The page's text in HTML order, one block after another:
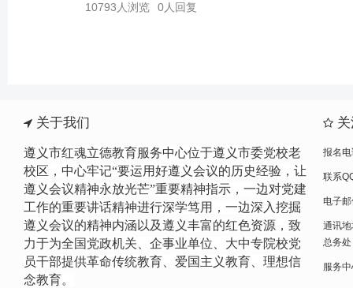
10793人浏览
0人回复
关于我们
遵义市红魂立德教育服务中心位于遵义市委党校老
校区，中心牢记“要运用好遵义会议的历史经验，让
遵义会议精神永放光芒”重要精神指示，一边对党建
工作的重要讲话精神进行深学笃用，一边深入挖掘
遵义会议的精神内涵以及遵义丰富的红色资源，致
力于为全国党政机关、企事业单位、大中专院校党
员干部提供革命传统教育、爱国主义教育、理想信
念教育。
报名
联系
电子
通讯
总务
服务